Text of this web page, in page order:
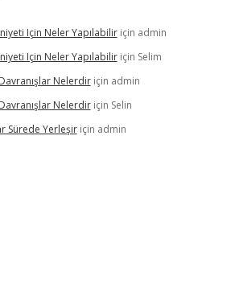
Için Neler Yapılabiliriçin admin
Için Neler Yapılabiliriçin Selim
Nelerdiriçin admin
Nelerdiriçin Selin
Sürede Yerleşiriçin admin